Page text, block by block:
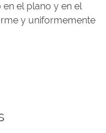
el plano y en el
y uniformemente